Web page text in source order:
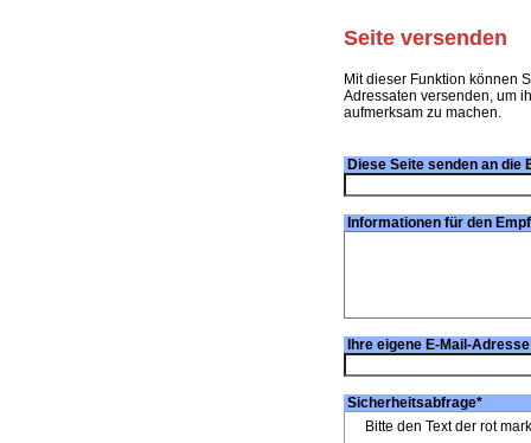
Seite versenden
Mit dieser Funktion können
Adressaten versenden, um
aufmerksam zu machen.
Diese Seite senden an die
Informationen für den
Ihre eigene E-Mail-
Sicherheitsabfrage*
Bitte den Text der rot